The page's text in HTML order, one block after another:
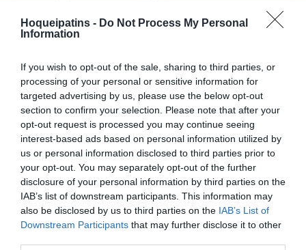
Hoqueipatins - Do Not Process My Personal
Information
If you wish to opt-out of the sale, sharing to third parties, or
processing of your personal or sensitive information for
targeted advertising by us, please use the below opt-out
section to confirm your selection. Please note that after your
opt-out request is processed you may continue seeing
interest-based ads based on personal information utilized by
us or personal information disclosed to third parties prior to
your opt-out. You may separately opt-out of the further
disclosure of your personal information by third parties on the
IAB’s list of downstream participants. This information may
also be disclosed by us to third parties on the IAB’s List of
Downstream Participants that may further disclose it to other
Antonio "Toni" Pérez
1ªP
Inicio Powerplay
Deportivo Liceo
19'
1ªP
Cartão azul Miguel
Cañadillas
4-0 Nuno Paiva
(power play)
20'
1ªP
Fim Powerplay
Deportivo Liceo
21'
1ªP